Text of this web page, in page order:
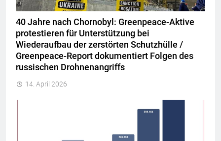
40 Jahre nach Chornobyl: Greenpeace-Aktive
protestieren für Unterstützung bei
Wiederaufbau der zerstörten Schutzhülle /
Greenpeace-Report dokumentiert Folgen des
russischen Drohnenangriffs
14. April 2026